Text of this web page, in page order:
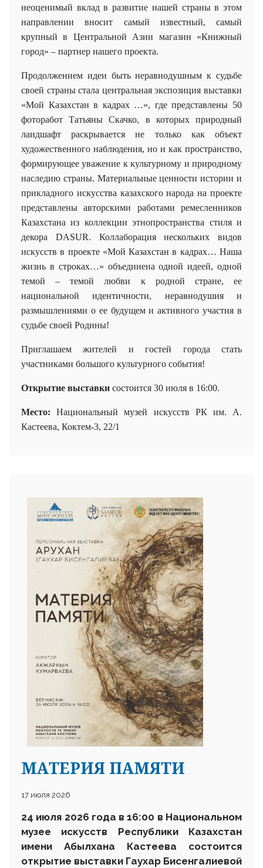
неоценимый вклад в развитие нашей страны в этом
направлении вносит самый известный, самый
крупный в Центральной Азии магазин «Книжный
город» – партнер нашего проекта.
Продолжением идеи быть неравнодушным к судьбе
своей страны стала центральная экспозиция выставки
«Мой Казахстан в кадрах …», где представлены 50
фоторабот Татьяны Скачко, в которых природный
ландшафт раскрывается не только как объект
художественного наблюдения, но и как пространство,
формирующее уважение к культурному и природному
наследию страны. Материальные ценности истории и
прикладного искусства казахского народа на проекте
представлены авторскими работами ремесленников
Казахстана из коллекции этнопространства стиля и
декора DASUR. Коллаборация нескольких видов
искусств в проекте «Мой Казахстан в кадрах… Наша
жизнь в строках…» объединена одной идеей, одной
темой – темой любви к родной стране, ее
национальной идентичности, неравнодушия и
размышлениями о ее будущем и активного участия в
судьбе своей Родины!
Приглашаем жителей и гостей города стать
участниками большого культурного события!
Открытие выставки состоится 30 июля в 16:00.
Место: Национальный музей искусств РК им. А.
Кастеева, Коктем-3, 22/1
МАТЕРИЯ ПАМЯТИ
17 июля 2026
24 июля 2026 года в 16:00 в Национальном
музее искусств Республики Казахстан
имени Абылхана Кастеева состоится
открытие выставки Гаухар Бисенгалиевой